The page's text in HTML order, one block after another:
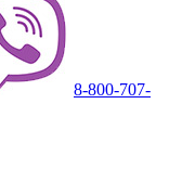
8-800-707-